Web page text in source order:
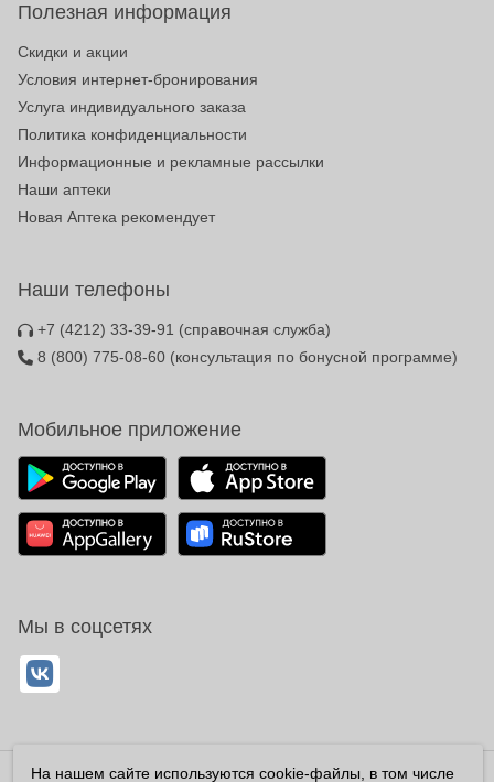
Полезная информация
Скидки и акции
Условия интернет-бронирования
Услуга индивидуального заказа
Политика конфиденциальности
Информационные и рекламные рассылки
Наши аптеки
Новая Аптека рекомендует
Наши телефоны
+7 (4212) 33-39-91 (справочная служба)
8 (800) 775-08-60 (консультация по бонусной программе)
Мобильное приложение
Мы в соцсетях
На нашем сайте используются cookie-файлы, в том числе